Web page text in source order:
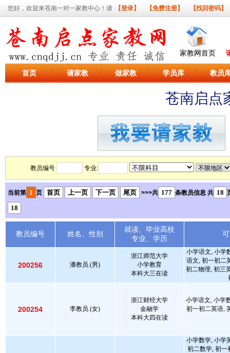
您好，欢迎来苍南一对一家教中心！请 【登录】 【免费注册】 【找回密码】
家教网首页
首页 请家教 做家教 学员库 教员
苍南启点
教员编号 专业:
当前第 1 页 首页 上一页 下一页 尾页 >>>共 177 条教员信息 共 18
18
教员编号 姓名、性别
就读、毕业高校
专业、学历
200256 潘教员.(男)
浙江师范大学
小学教育
本科大三在读
小学语文, 小学
语文, 初一初二
初二物理, 初三
200254 李教员.(女)
浙江财经大学
金融学
本科大四在读
小学语文, 小学
初一初二英语,
小学数学, 小学
初二数学, 初一